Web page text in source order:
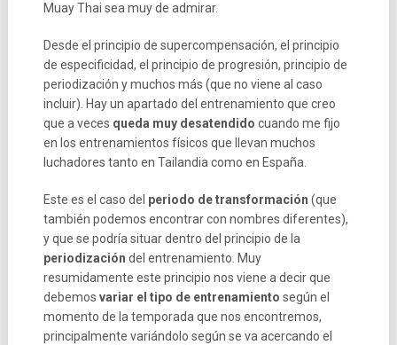
Muay Thai sea muy de admirar.
Desde el principio de supercompensación, el principio
de especificidad, el principio de progresión, principio de
periodización y muchos más (que no viene al caso
incluir). Hay un apartado del entrenamiento que creo
que a veces queda muy desatendido cuando me fijo
en los entrenamientos físicos que llevan muchos
luchadores tanto en Tailandia como en España.
Este es el caso del periodo de transformación (que
también podemos encontrar con nombres diferentes),
y que se podría situar dentro del principio de la
periodización del entrenamiento. Muy
resumidamente este principio nos viene a decir que
debemos variar el tipo de entrenamiento según el
momento de la temporada que nos encontremos,
principalmente variándolo según se va acercando el